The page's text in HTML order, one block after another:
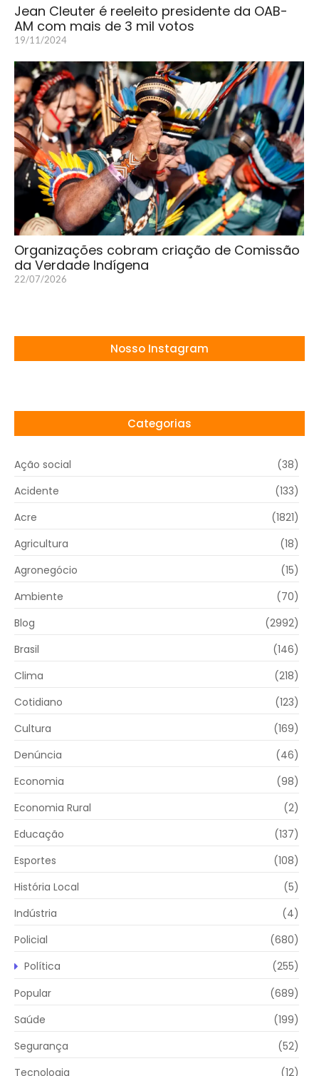
Jean Cleuter é reeleito presidente da OAB-
AM com mais de 3 mil votos
19/11/2024
Organizações cobram criação de Comissão
da Verdade Indígena
22/07/2026
Nosso Instagram
Categorias
Ação social
(38)
Acidente
(133)
Acre
(1821)
Agricultura
(18)
Agronegócio
(15)
Ambiente
(70)
Blog
(2992)
Brasil
(146)
Clima
(218)
Cotidiano
(123)
Cultura
(169)
Denúncia
(46)
Economia
(98)
Economia Rural
(2)
Educação
(137)
Esportes
(108)
História Local
(5)
Indústria
(4)
Policial
(680)
Política
(255)
Popular
(689)
Saúde
(199)
Segurança
(52)
Tecnologia
(12)